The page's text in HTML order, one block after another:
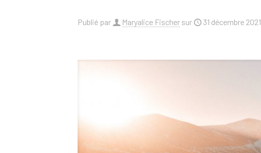
Publié par Maryalice Fischer sur 31 décembre 2021